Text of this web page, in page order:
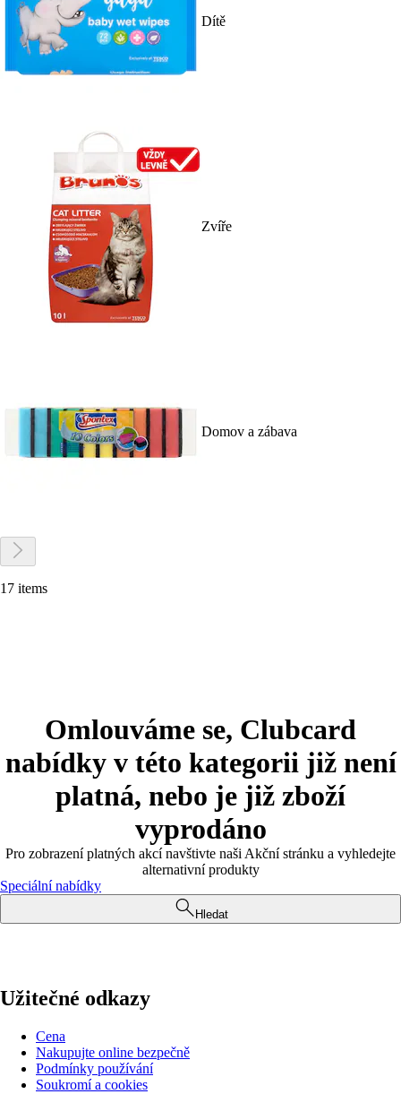
Dítě
Zvíře
Domov a zábava
17 items
Omlouváme se, Clubcard
nabídky v této kategorii již není
platná, nebo je již zboží
vyprodáno
Pro zobrazení platných akcí navštivte naši Akční stránku a vyhledejte
alternativní produkty
Speciální nabídky
Hledat
Užitečné odkazy
Cena
Nakupujte online bezpečně
Podmínky používání
Soukromí a cookies